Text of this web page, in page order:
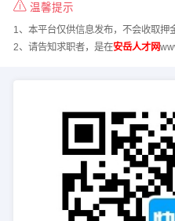
温馨提示
1、本平台仅供信息发布，不会收取押
2、请告知求职者，是在安岳人才网